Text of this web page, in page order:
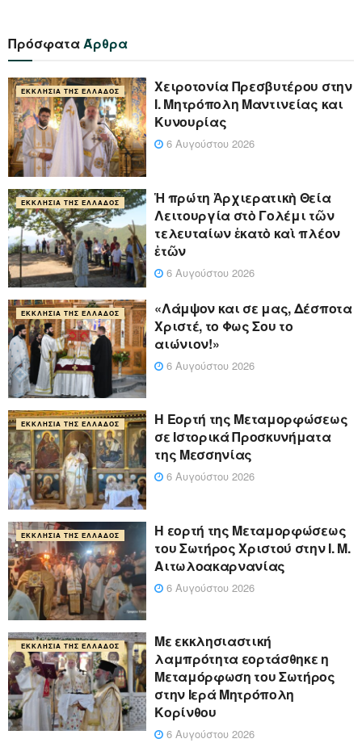
ΠρόσφαταΆρθρα
ΕΚΚΛΗΣΊΑ ΤΗΣ ΕΛΛΆΔΟΣ
Xειροτονία Πρεσβυτέρου στην
Ι. Μητρόπολη Μαντινείας και
Κυνουρίας
6 Αυγούστου 2026
ΕΚΚΛΗΣΊΑ ΤΗΣ ΕΛΛΆΔΟΣ
Ἡ πρώτη Ἀρχιερατικὴ Θεία
Λειτουργία στὸ Γολέμι τῶν
τελευταίων ἑκατὸ καὶ πλέον
ἐτῶν
6 Αυγούστου 2026
ΕΚΚΛΗΣΊΑ ΤΗΣ ΕΛΛΆΔΟΣ
«Λάμψον και σε μας, Δέσποτα
Χριστέ, το Φως Σου το
αιώνιον!»
6 Αυγούστου 2026
ΕΚΚΛΗΣΊΑ ΤΗΣ ΕΛΛΆΔΟΣ
Η Εορτή της Μεταμορφώσεως
σε Ιστορικά Προσκυνήματα
της Μεσσηνίας
6 Αυγούστου 2026
ΕΚΚΛΗΣΊΑ ΤΗΣ ΕΛΛΆΔΟΣ
Η εορτή της Μεταμορφώσεως
του Σωτήρος Χριστού στην Ι. Μ.
Αιτωλοακαρνανίας
6 Αυγούστου 2026
ΕΚΚΛΗΣΊΑ ΤΗΣ ΕΛΛΆΔΟΣ
Με εκκλησιαστική
λαμπρότητα εορτάσθηκε η
Μεταμόρφωση του Σωτήρος
στην Ιερά Μητρόπολη
Κορίνθου
6 Αυγούστου 2026